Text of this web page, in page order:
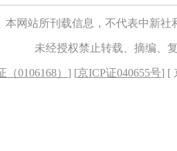
本网站所刊载信息，不代表中新
未经授权禁止转载、摘编、
0106168） ] [京ICP证040655号] [